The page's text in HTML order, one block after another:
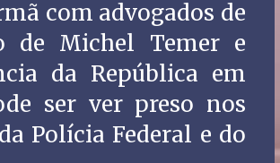
com advogados de
de Michel Temer e
da República em
ser ver preso nos
Polícia Federal e do